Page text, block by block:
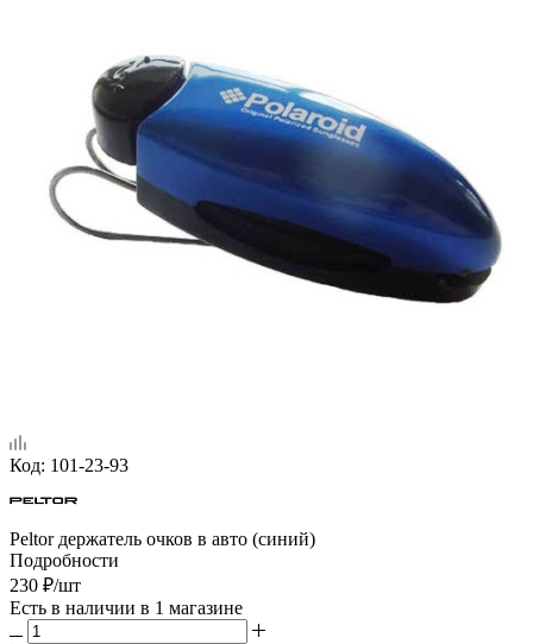
Код: 101-23-93
Peltor держатель очков в авто (синий)
Подробности
230 ₽/шт
Есть в наличии в 1 магазине